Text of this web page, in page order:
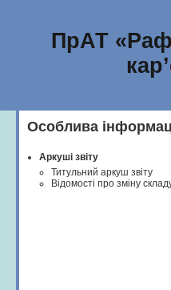
ПрАТ
Особлива
Аркуші звіту
Титульний аркуш звіту
Відомості про зміну